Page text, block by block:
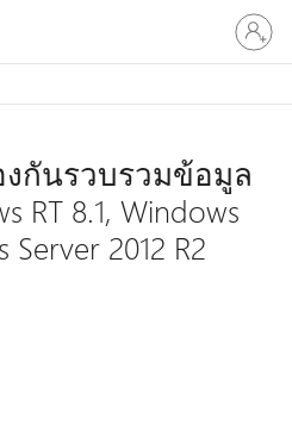
ลงชื่อ
เข้า
บัญชี
กันรวบรวมข้อมูล
RT 8.1, Windows
2012 R2